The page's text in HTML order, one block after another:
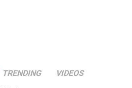
TRENDING VIDEOS